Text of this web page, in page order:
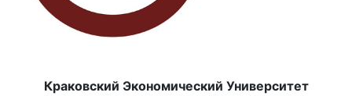
Краковский Экономический Университет